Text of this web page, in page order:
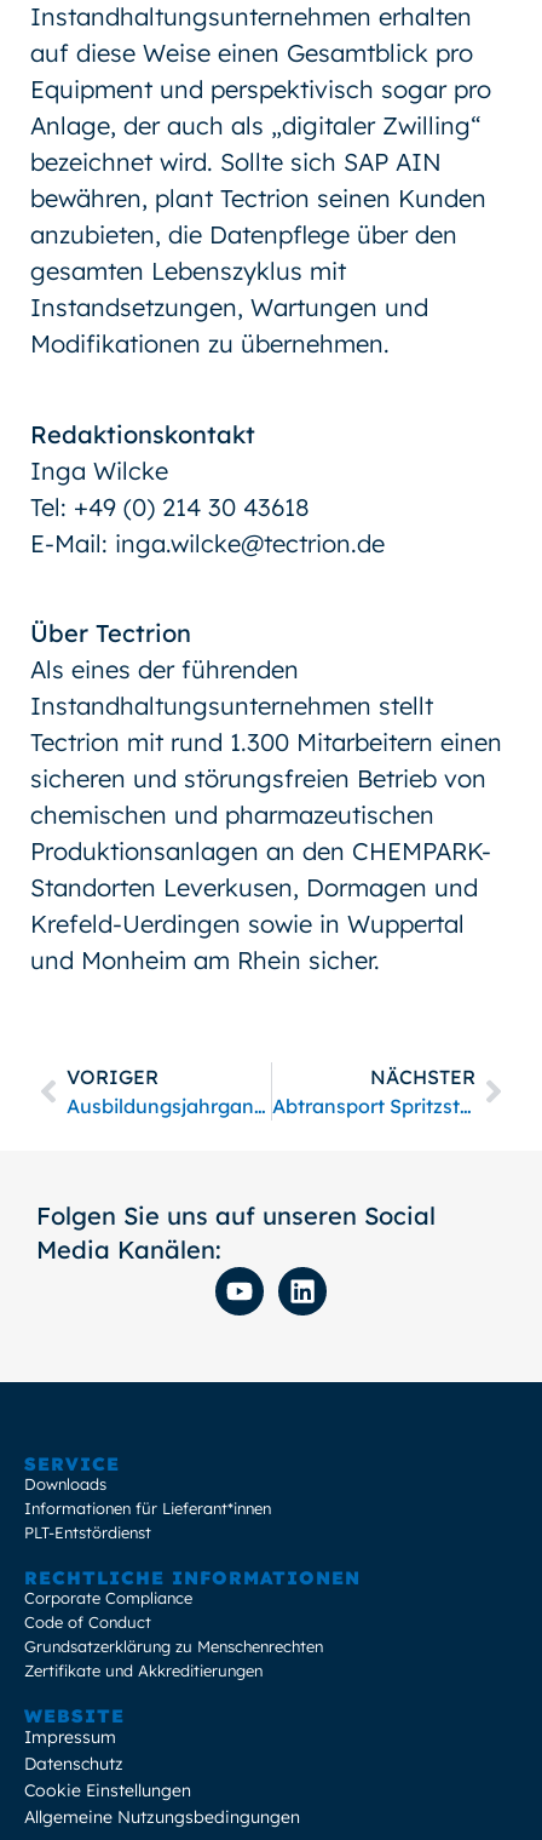
Instandhaltungsunternehmen erhalten
auf diese Weise einen Gesamtblick pro
Equipment und perspektivisch sogar pro
Anlage, der auch als „digitaler Zwilling“
bezeichnet wird. Sollte sich SAP AIN
bewähren, plant Tectrion seinen Kunden
anzubieten, die Datenpflege über den
gesamten Lebenszyklus mit
Instandsetzungen, Wartungen und
Modifikationen zu übernehmen.
Redaktionskontakt
Inga Wilcke
Tel: +49 (0) 214 30 43618
E-Mail: inga.wilcke@tectrion.de
Über Tectrion
Als eines der führenden
Instandhaltungsunternehmen stellt
Tectrion mit rund 1.300 Mitarbeitern einen
sicheren und störungsfreien Betrieb von
chemischen und pharmazeutischen
Produktionsanlagen an den CHEMPARK-
Standorten Leverkusen, Dormagen und
Krefeld-Uerdingen sowie in Wuppertal
und Monheim am Rhein sicher.
VORIGER
Ausbildungsjahrgangstreffen
NÄCHSTER
Abtransport Spritzstraße
Folgen Sie uns auf unseren Social
Media Kanälen:
SERVICE
Downloads
Informationen für Lieferant*innen
PLT-Entstördienst
RECHTLICHE INFORMATIONEN
Corporate Compliance
Code of Conduct
Grundsatzerklärung zu Menschenrechten
Zertifikate und Akkreditierungen
WEBSITE
Impressum
Datenschutz
Cookie Einstellungen
Allgemeine Nutzungsbedingungen